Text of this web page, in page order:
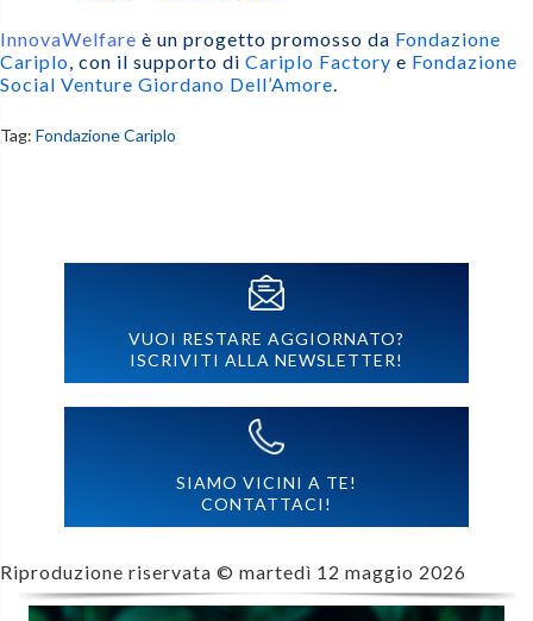
InnovaWelfare è un progetto promosso da Fondazione
Cariplo, con il supporto di Cariplo Factory e Fondazione
Social Venture Giordano Dell’Amore.
Tag: Fondazione Cariplo
VUOI RESTARE AGGIORNATO?
ISCRIVITI ALLA NEWSLETTER!
SIAMO VICINI A TE!
CONTATTACI!
Riproduzione riservata © martedì 12 maggio 2026